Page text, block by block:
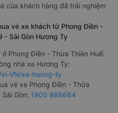
của khách hàng đã trải nghiệm
vé xe khách từ Phong Điền -
- Sài Gòn Hương Ty
Phong Điền - Thừa Thiên Huế:
nhà xe Hương Ty:
VN/xe-huong-ty
vé xe Phong Điền - Thừa
Gòn: 1900 888684